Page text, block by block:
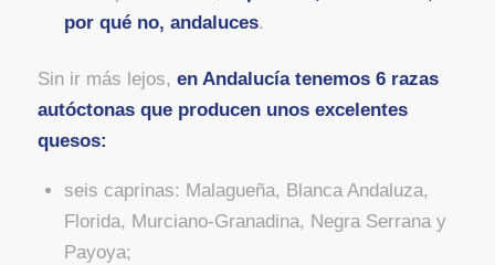
por qué no, andaluces.
Sin ir más lejos, en Andalucíatenemos 6 razas
autóctonas que producen unos excelentes
quesos:
seis caprinas: Malagueña, Blanca Andaluza,
Florida, Murciano-Granadina, Negra Serrana y
Payoya;